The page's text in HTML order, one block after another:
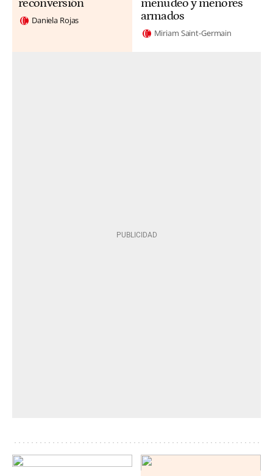
reconversión
Daniela Rojas
menudeo y menores
armados
Miriam Saint-Germain